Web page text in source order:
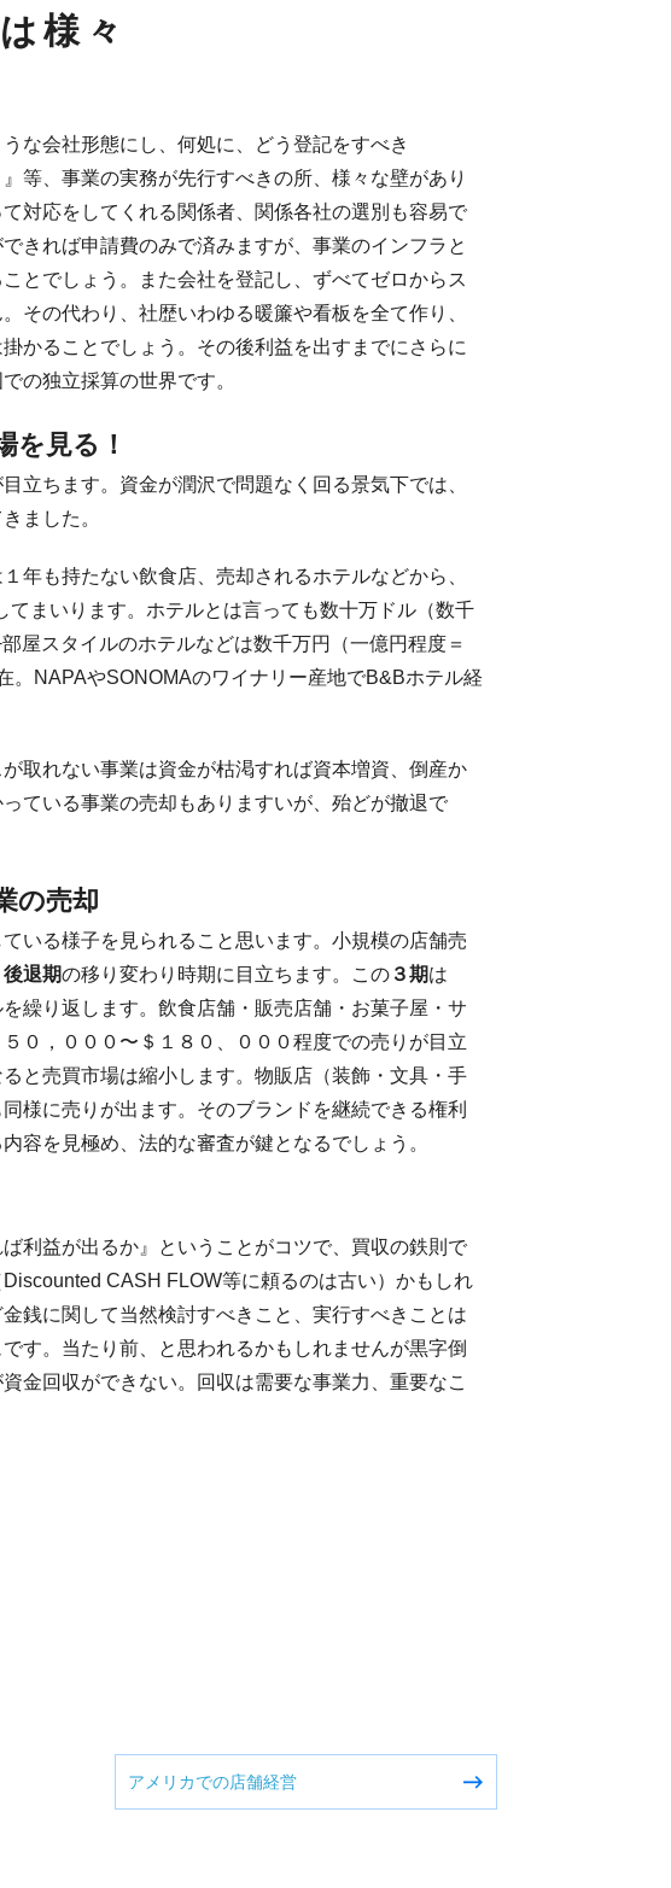
様々
な会社形態にし、何処に、どう登記をすべき
等、事業の実務が先行すべきの所、様々な壁があり
対応をしてくれる関係者、関係各社の選別も容易で
きれば申請費のみで済みますが、事業のインフラと
とでしょう。また会社を登記し、ずべてゼロからス
その代わり、社歴いわゆる暖簾や看板を全て作り、
かることでしょう。その後利益を出すまでにさらに
の独立採算の世界です。
を見る！
立ちます。資金が潤沢で問題なく回る景気下では、
ました。
年も持たない飲食店、売却されるホテルなどから、
まいります。ホテルとは言っても数十万ドル（数千
屋スタイルのホテルなどは数千万円（一億円程度＝
。NAPAやSONOMAのワイナリー産地でB&Bホテル経
取れない事業は資金が枯渇すれば資本増資、倒産か
ている事業の売却もありますいが、殆どが撤退で
の売却
いる様子を見られること思います。小規模の店舗売
退期の移り変わり時期に目立ちます。この ３期は
繰り返します。飲食店舗・販売店舗・お菓子屋・サ
０，０００〜＄１８０、０００程度での売りが目立
と売買市場は縮小します。物販店（装飾・文具・手
様に売りが出ます。そのブランドを継続できる権利
容を見極め、法的な審査が鍵となるでしょう。
利益が出るか』ということがコツで、買収の鉄則で
CASH FLOW等に頼るのは古い）かもしれ
銭に関して当然検討すべきこと、実行すべきことは
す。当たり前、と思われるかもしれませんが黒字倒
金回収ができない。回収は需要な事業力、重要なこ
アメリカでの店舗経営